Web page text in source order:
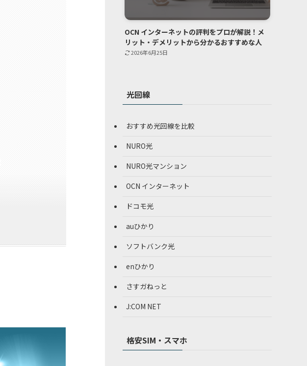
OCN インターネットの評判をプロが解説！メ
リット・デメリットから分かるおすすめな人
2026年6月25日
光回線
おすすめ光回線を比較
NURO光
NURO光マンション
OCN インターネット
ドコモ光
auひかり
ソフトバンク光
enひかり
さすガねっと
J:COM NET
格安SIM・スマホ